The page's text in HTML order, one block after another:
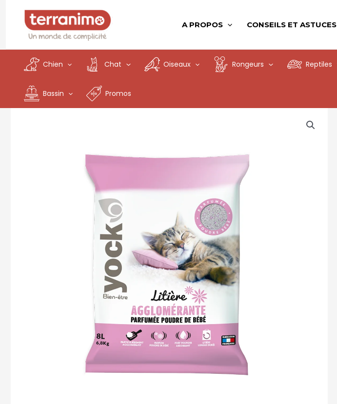
contenu
A PROPOS CONSEILS ET ASTUCES
Chien Chat Oiseaux Rongeurs Reptiles
Bassin Promos